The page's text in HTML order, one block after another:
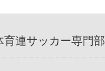
育連サッカー専門部